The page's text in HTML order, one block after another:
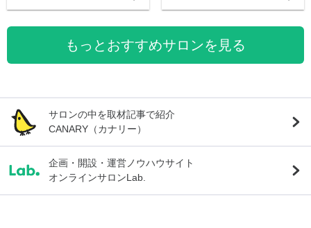
もっとおすすめサロンを見る
サロンの中を取材記事で紹介
CANARY（カナリー）
企画・開設・運営ノウハウサイト
オンラインサロンLab.